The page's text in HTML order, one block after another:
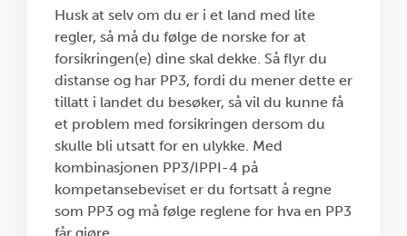
Husk at selv om du er i et land med lite
regler, så må du følge de norske for at
forsikringen(e) dine skal dekke. Så flyr du
distanse og har PP3, fordi du mener dette er
tillatt i landet du besøker, så vil du kunne få
et problem med forsikringen dersom du
skulle bli utsatt for en ulykke. Med
kombinasjonen PP3/IPPI-4 på
kompetansebeviset er du fortsatt å regne
som PP3 og må følge reglene for hva en PP3